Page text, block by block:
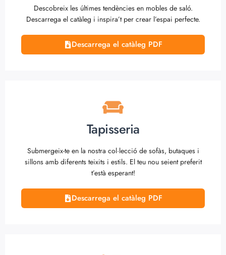
Descobreix les últimes tendències en mobles de saló.
Descarrega el catàleg i inspira’t per crear l’espai perfecte.
Descarrega el catàleg PDF
Tapisseria
Submergeix-te en la nostra col·lecció de sofàs, butaques i
sillons amb diferents teixits i estils. El teu nou seient preferit
t’està esperant!
Descarrega el catàleg PDF